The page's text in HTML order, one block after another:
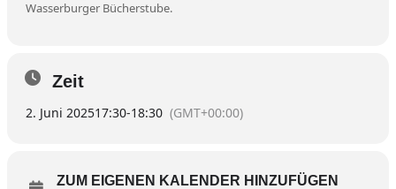
Wasserburger Bücherstube.
Zeit
2. Juni 202517:30-18:30 (GMT+00:00)
ZUM EIGENEN KALENDER HINZUFÜGEN